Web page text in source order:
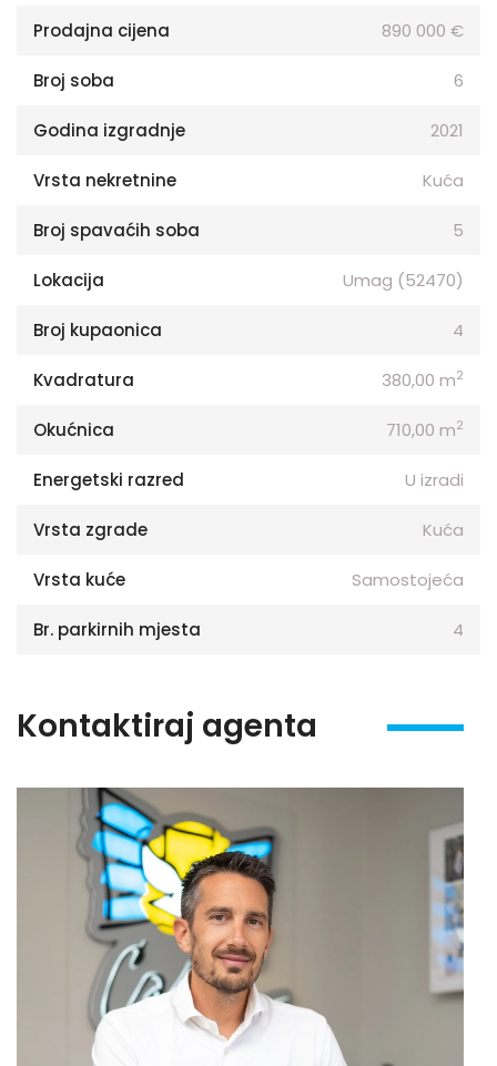
Prodajna cijena 890 000 €
Broj soba 6
Godina izgradnje 2021
Vrsta nekretnine Kuća
Broj spavaćih soba 5
Lokacija Umag (52470)
Broj kupaonica 4
Kvadratura 380,00 m2
Okućnica 710,00 m2
Energetski razred U izradi
Vrsta zgrade Kuća
Vrsta kuće Samostojeća
Br. parkirnih mjesta 4
Kontaktiraj agenta